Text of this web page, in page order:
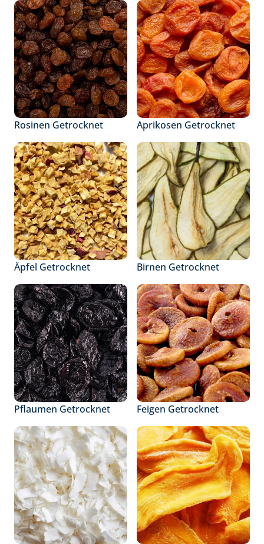
Rosinen Getrocknet Aprikosen Getrocknet
Äpfel Getrocknet Birnen Getrocknet
Pflaumen Getrocknet Feigen Getrocknet